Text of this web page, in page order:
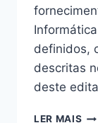
definidos,
descritas
deste
LER MAIS